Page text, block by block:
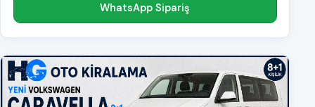
WhatsApp Sipariş